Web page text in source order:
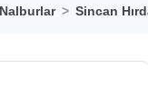
Sincan